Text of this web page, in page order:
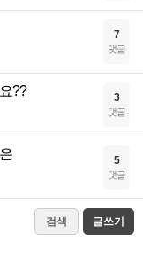
7
댓글
?? 3
댓글
5
댓글
검색 글쓰기